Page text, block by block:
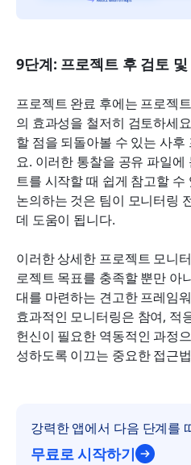
9단계: 프로젝트 후 검토
프로젝트 완료 후에는 프로젝
의 효과성을 철저히 검토하세
할 점을 되돌아볼 수 있는 사
요. 이러한 통찰을 공유 파일
트를 시작할 때 쉽게 참고할
논의하는 것은 팀이 모니터링
데 도움이 됩니다.
이러한 상세한 프로젝트 모니
로젝트 목표를 충족할 뿐만 아
대를 마련하는 견고한 프레임
효과적인 모니터링은 참여, 적
헌신이 필요한 역동적인 과정
성하도록 이끄는 중요한 접근
강력한 앱에서 다음 단계를
무료로 시작하기